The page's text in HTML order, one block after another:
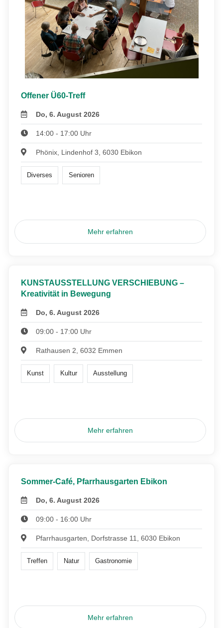
Offener Ü60-Treff
Do, 6. August 2026
14:00 - 17:00 Uhr
Phönix, Lindenhof 3, 6030 Ebikon
Diverses Senioren
Mehr erfahren
KUNSTAUSSTELLUNG VERSCHIEBUNG –
Kreativität in Bewegung
Do, 6. August 2026
09:00 - 17:00 Uhr
Rathausen 2, 6032 Emmen
Kunst Kultur Ausstellung
Mehr erfahren
Sommer-Café, Pfarrhausgarten Ebikon
Do, 6. August 2026
09:00 - 16:00 Uhr
Pfarrhausgarten, Dorfstrasse 11, 6030 Ebikon
Treffen Natur Gastronomie
Mehr erfahren